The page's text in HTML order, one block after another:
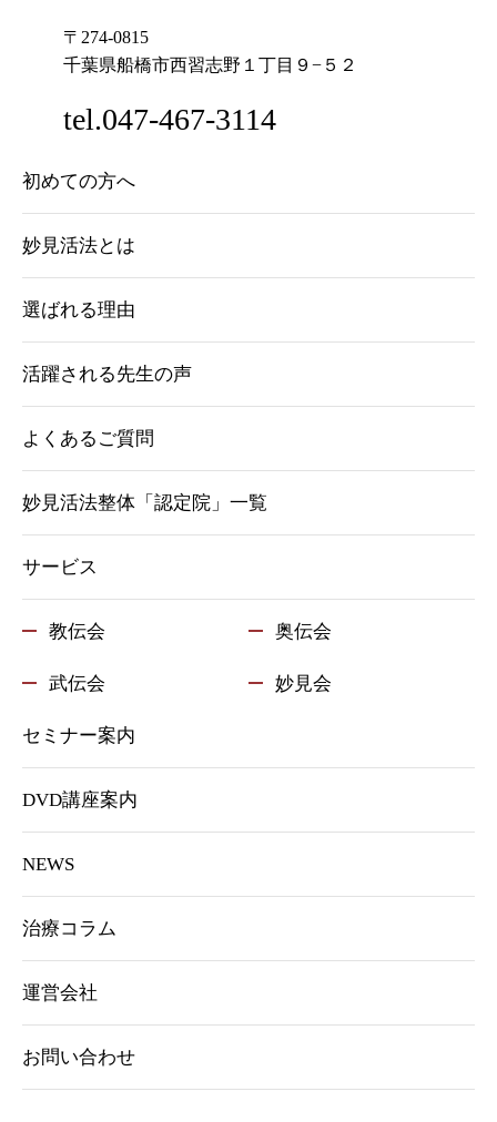
〒274-0815
千葉県船橋市西習志野１丁目９−５２
tel.047-467-3114
初めての方へ
妙見活法とは
選ばれる理由
活躍される先生の声
よくあるご質問
妙見活法整体「認定院」一覧
サービス
教伝会 奥伝会
武伝会 妙見会
セミナー案内
DVD講座案内
NEWS
治療コラム
運営会社
お問い合わせ